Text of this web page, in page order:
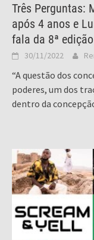
Três Perguntas:
após 4 anos e
fala da 8ª
30/11/2022
“A questão dos
poderes, um dos
dentro da